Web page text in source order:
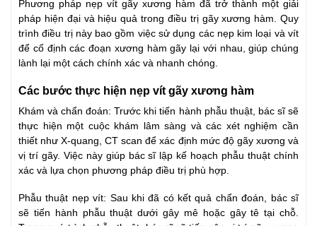
Phương pháp nẹp vít gãy xương hàm đã trở thành một giải
pháp hiện đại và hiệu quả trong điều trị gãy xương hàm. Quy
trình điều trị này bao gồm việc sử dụng các nẹp kim loại và vít
để cố định các đoạn xương hàm gãy lại với nhau, giúp chúng
lành lại một cách chính xác và nhanh chóng.
Các bước thực hiện nẹp vít gãy xương hàm
Khám và chẩn đoán: Trước khi tiến hành phẫu thuật, bác sĩ sẽ
thực hiện một cuộc khám lâm sàng và các xét nghiệm cần
thiết như X-quang, CT scan để xác định mức độ gãy xương và
vị trí gãy. Việc này giúp bác sĩ lập kế hoạch phẫu thuật chính
xác và lựa chọn phương pháp điều trị phù hợp.
Phẫu thuật nẹp vít: Sau khi đã có kết quả chẩn đoán, bác sĩ
sẽ tiến hành phẫu thuật dưới gây mê hoặc gây tê tại chỗ.